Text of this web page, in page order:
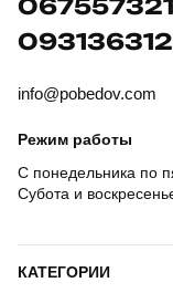
инновационного
материала Soft
Shell, который
плащевку для
и дождя и
обеспечивающий
тепло и комфорт.
функциональных
info@pobedov.com
Режим работы
С понедельника по
Субота и
КАТЕГОРИИ